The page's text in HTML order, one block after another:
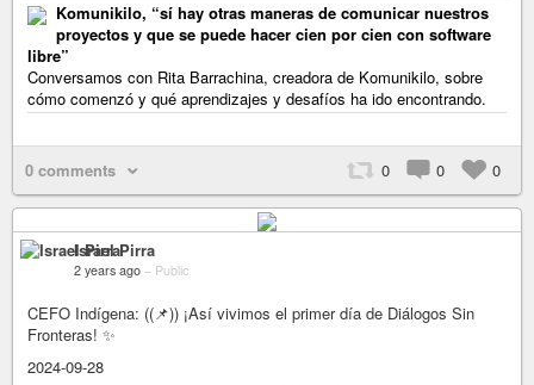
Komunikilo, “sí hay otras maneras de comunicar nuestros
proyectos y que se puede hacer cien por cien con software
libre”
Conversamos con Rita Barrachina, creadora de Komunikilo, sobre
cómo comenzó y qué aprendizajes y desafíos ha ido encontrando.
0 comments 0 0 0
Israel Pirra
2 years ago – Public
CEFO Indígena: ((📌)) ¡Así vivimos el primer día de Diálogos Sin
Fronteras! ✨
2024-09-28